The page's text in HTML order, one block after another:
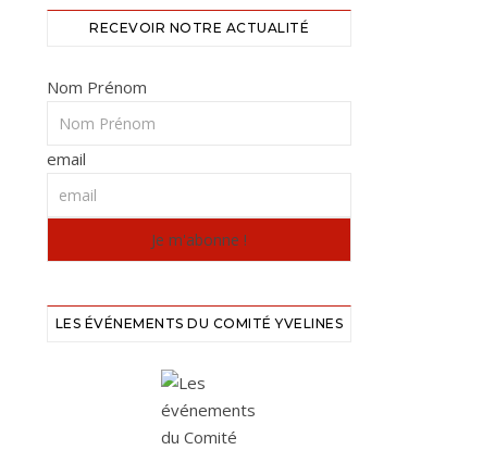
RECEVOIR NOTRE ACTUALITÉ
Nom Prénom
email
LES ÉVÉNEMENTS DU COMITÉ YVELINES